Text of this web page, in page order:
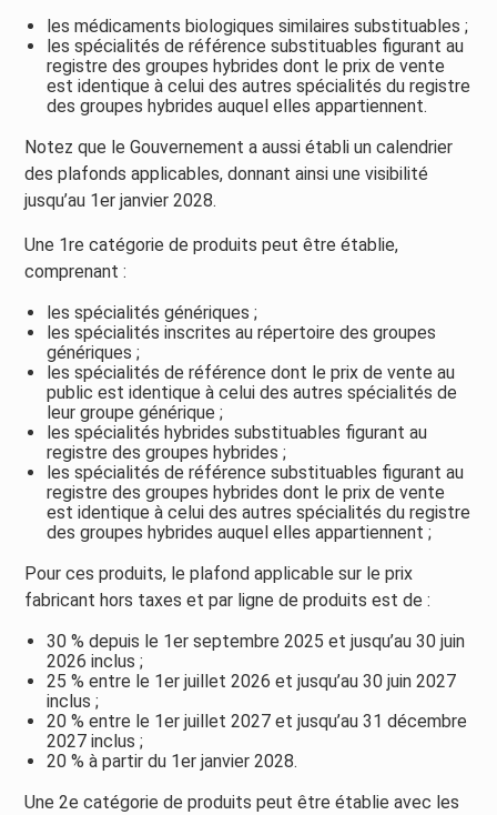
les médicaments biologiques similaires substituables ;
les spécialités de référence substituables figurant au
registre des groupes hybrides dont le prix de vente
est identique à celui des autres spécialités du registre
des groupes hybrides auquel elles appartiennent.
Notez que le Gouvernement a aussi établi un calendrier
des plafonds applicables, donnant ainsi une visibilité
jusqu’au 1er janvier 2028.
Une 1re catégorie de produits peut être établie,
comprenant :
les spécialités génériques ;
les spécialités inscrites au répertoire des groupes
génériques ;
les spécialités de référence dont le prix de vente au
public est identique à celui des autres spécialités de
leur groupe générique ;
les spécialités hybrides substituables figurant au
registre des groupes hybrides ;
les spécialités de référence substituables figurant au
registre des groupes hybrides dont le prix de vente
est identique à celui des autres spécialités du registre
des groupes hybrides auquel elles appartiennent ;
Pour ces produits, le plafond applicable sur le prix
fabricant hors taxes et par ligne de produits est de :
30 % depuis le 1er septembre 2025 et jusqu’au 30 juin
2026 inclus ;
25 % entre le 1er juillet 2026 et jusqu’au 30 juin 2027
inclus ;
20 % entre le 1er juillet 2027 et jusqu’au 31 décembre
2027 inclus ;
20 % à partir du 1er janvier 2028.
Une 2e catégorie de produits peut être établie avec les